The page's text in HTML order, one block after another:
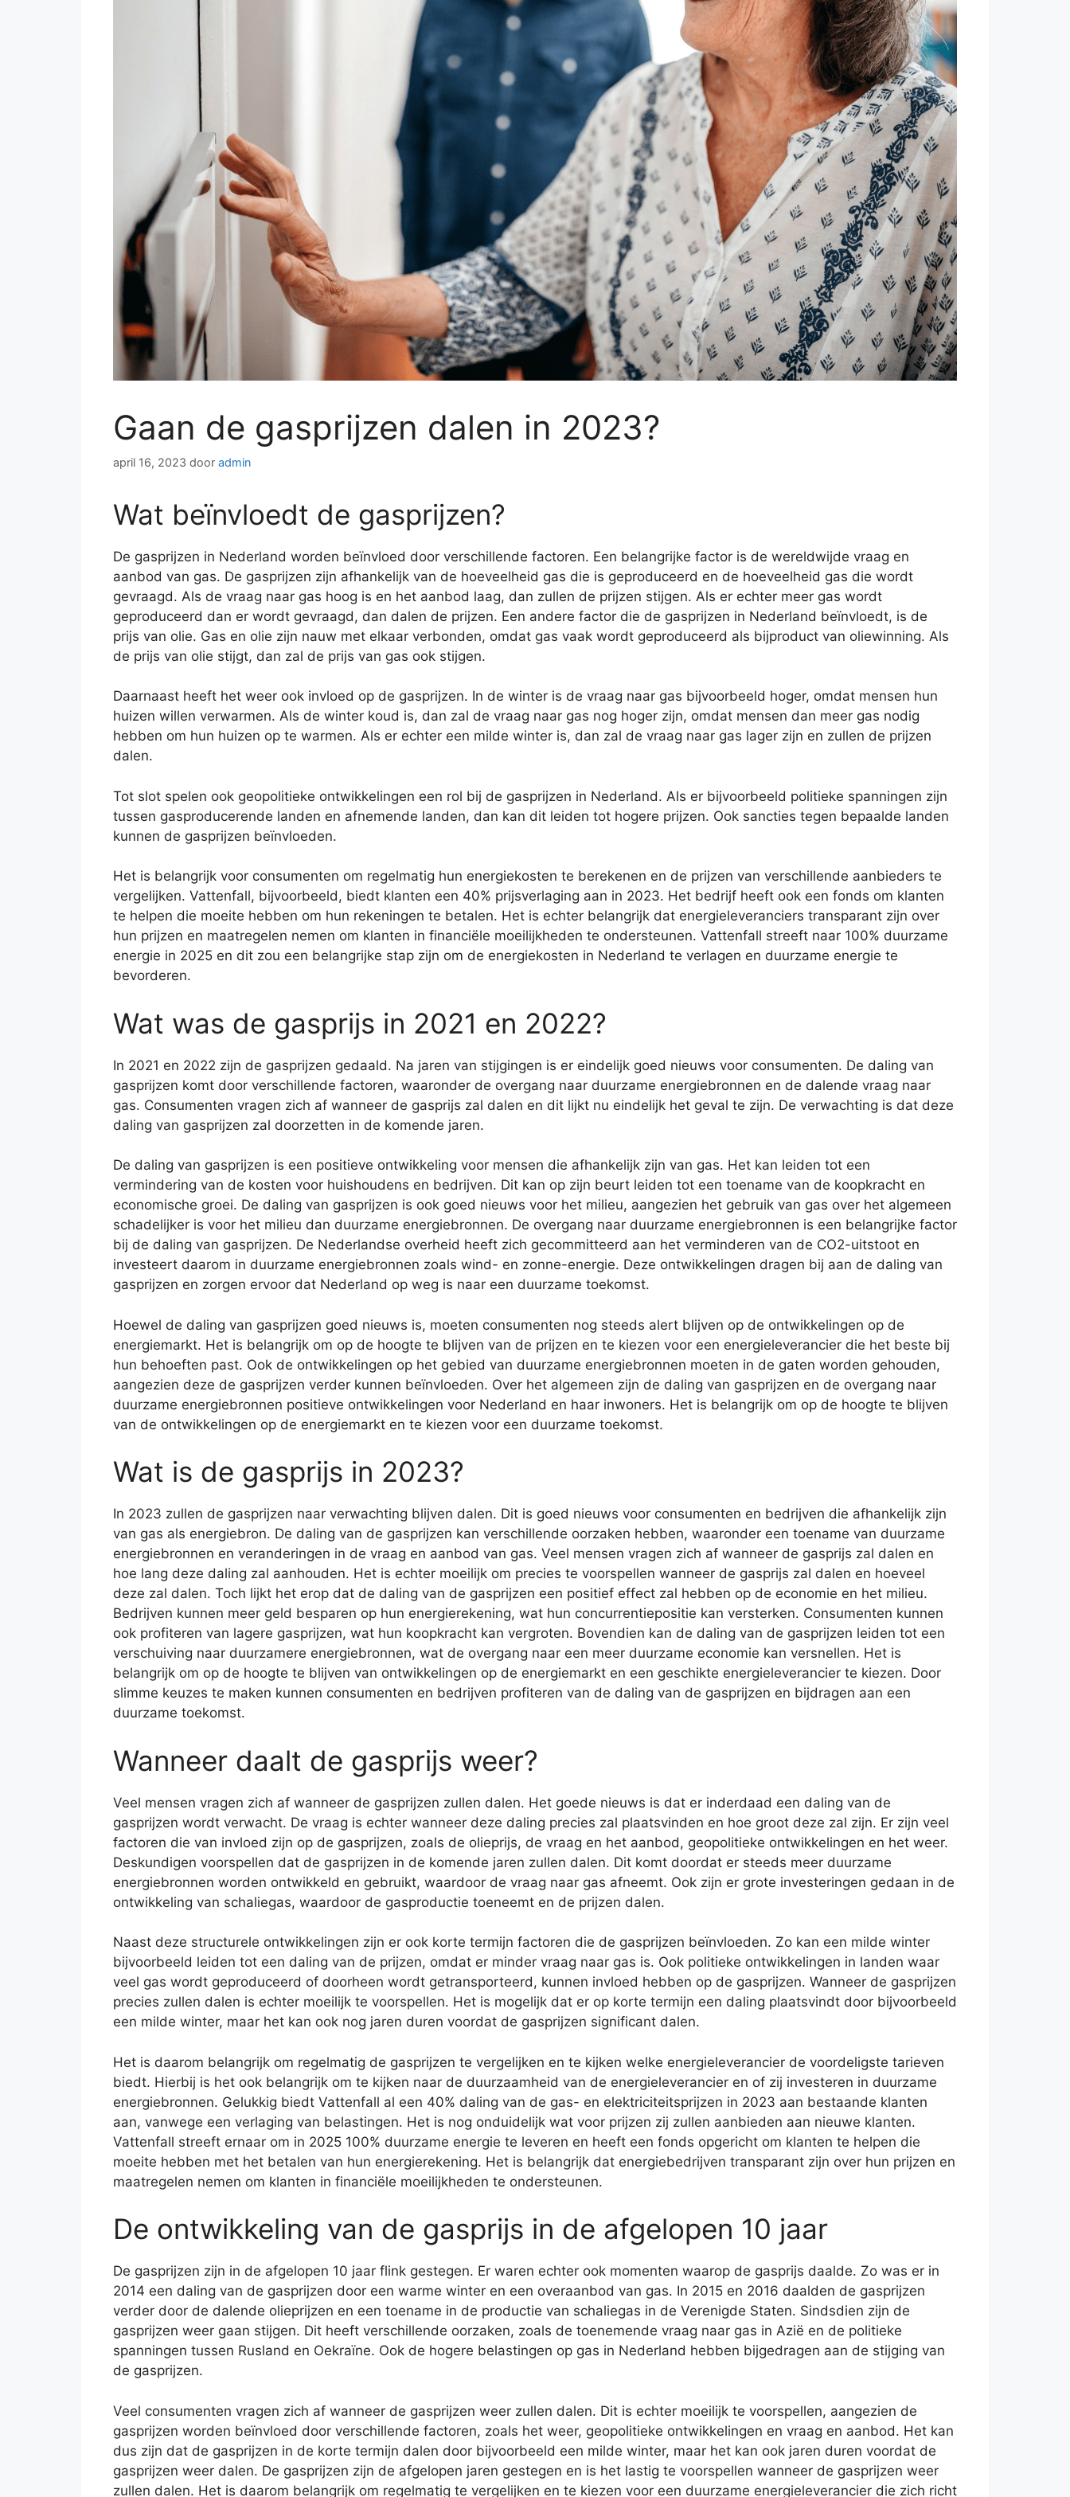
Gaan de gasprijzen dalen in 2023?
april 16, 2023 door admin
Wat beïnvloedt de gasprijzen?
De gasprijzen in Nederland worden beïnvloed door verschillende factoren. Een belangrijke factor is de wereldwijde vraag en
aanbod van gas. De gasprijzen zijn afhankelijk van de hoeveelheid gas die is geproduceerd en de hoeveelheid gas die wordt
gevraagd. Als de vraag naar gas hoog is en het aanbod laag, dan zullen de prijzen stijgen. Als er echter meer gas wordt
geproduceerd dan er wordt gevraagd, dan dalen de prijzen. Een andere factor die de gasprijzen in Nederland beïnvloedt, is de
prijs van olie. Gas en olie zijn nauw met elkaar verbonden, omdat gas vaak wordt geproduceerd als bijproduct van oliewinning. Als
de prijs van olie stijgt, dan zal de prijs van gas ook stijgen.
Daarnaast heeft het weer ook invloed op de gasprijzen. In de winter is de vraag naar gas bijvoorbeeld hoger, omdat mensen hun
huizen willen verwarmen. Als de winter koud is, dan zal de vraag naar gas nog hoger zijn, omdat mensen dan meer gas nodig
hebben om hun huizen op te warmen. Als er echter een milde winter is, dan zal de vraag naar gas lager zijn en zullen de prijzen
dalen.
Tot slot spelen ook geopolitieke ontwikkelingen een rol bij de gasprijzen in Nederland. Als er bijvoorbeeld politieke spanningen zijn
tussen gasproducerende landen en afnemende landen, dan kan dit leiden tot hogere prijzen. Ook sancties tegen bepaalde landen
kunnen de gasprijzen beïnvloeden.
Het is belangrijk voor consumenten om regelmatig hun energiekosten te berekenen en de prijzen van verschillende aanbieders te
vergelijken. Vattenfall, bijvoorbeeld, biedt klanten een 40% prijsverlaging aan in 2023. Het bedrijf heeft ook een fonds om klanten
te helpen die moeite hebben om hun rekeningen te betalen. Het is echter belangrijk dat energieleveranciers transparant zijn over
hun prijzen en maatregelen nemen om klanten in financiële moeilijkheden te ondersteunen. Vattenfall streeft naar 100% duurzame
energie in 2025 en dit zou een belangrijke stap zijn om de energiekosten in Nederland te verlagen en duurzame energie te
bevorderen.
Wat was de gasprijs in 2021 en 2022?
In 2021 en 2022 zijn de gasprijzen gedaald. Na jaren van stijgingen is er eindelijk goed nieuws voor consumenten. De daling van
gasprijzen komt door verschillende factoren, waaronder de overgang naar duurzame energiebronnen en de dalende vraag naar
gas. Consumenten vragen zich af wanneer de gasprijs zal dalen en dit lijkt nu eindelijk het geval te zijn. De verwachting is dat deze
daling van gasprijzen zal doorzetten in de komende jaren.
De daling van gasprijzen is een positieve ontwikkeling voor mensen die afhankelijk zijn van gas. Het kan leiden tot een
vermindering van de kosten voor huishoudens en bedrijven. Dit kan op zijn beurt leiden tot een toename van de koopkracht en
economische groei. De daling van gasprijzen is ook goed nieuws voor het milieu, aangezien het gebruik van gas over het algemeen
schadelijker is voor het milieu dan duurzame energiebronnen. De overgang naar duurzame energiebronnen is een belangrijke factor
bij de daling van gasprijzen. De Nederlandse overheid heeft zich gecommitteerd aan het verminderen van de CO2-uitstoot en
investeert daarom in duurzame energiebronnen zoals wind- en zonne-energie. Deze ontwikkelingen dragen bij aan de daling van
gasprijzen en zorgen ervoor dat Nederland op weg is naar een duurzame toekomst.
Hoewel de daling van gasprijzen goed nieuws is, moeten consumenten nog steeds alert blijven op de ontwikkelingen op de
energiemarkt. Het is belangrijk om op de hoogte te blijven van de prijzen en te kiezen voor een energieleverancier die het beste bij
hun behoeften past. Ook de ontwikkelingen op het gebied van duurzame energiebronnen moeten in de gaten worden gehouden,
aangezien deze de gasprijzen verder kunnen beïnvloeden. Over het algemeen zijn de daling van gasprijzen en de overgang naar
duurzame energiebronnen positieve ontwikkelingen voor Nederland en haar inwoners. Het is belangrijk om op de hoogte te blijven
van de ontwikkelingen op de energiemarkt en te kiezen voor een duurzame toekomst.
Wat is de gasprijs in 2023?
In 2023 zullen de gasprijzen naar verwachting blijven dalen. Dit is goed nieuws voor consumenten en bedrijven die afhankelijk zijn
van gas als energiebron. De daling van de gasprijzen kan verschillende oorzaken hebben, waaronder een toename van duurzame
energiebronnen en veranderingen in de vraag en aanbod van gas. Veel mensen vragen zich af wanneer de gasprijs zal dalen en
hoe lang deze daling zal aanhouden. Het is echter moeilijk om precies te voorspellen wanneer de gasprijs zal dalen en hoeveel
deze zal dalen. Toch lijkt het erop dat de daling van de gasprijzen een positief effect zal hebben op de economie en het milieu.
Bedrijven kunnen meer geld besparen op hun energierekening, wat hun concurrentiepositie kan versterken. Consumenten kunnen
ook profiteren van lagere gasprijzen, wat hun koopkracht kan vergroten. Bovendien kan de daling van de gasprijzen leiden tot een
verschuiving naar duurzamere energiebronnen, wat de overgang naar een meer duurzame economie kan versnellen. Het is
belangrijk om op de hoogte te blijven van ontwikkelingen op de energiemarkt en een geschikte energieleverancier te kiezen. Door
slimme keuzes te maken kunnen consumenten en bedrijven profiteren van de daling van de gasprijzen en bijdragen aan een
duurzame toekomst.
Wanneer daalt de gasprijs weer?
Veel mensen vragen zich af wanneer de gasprijzen zullen dalen. Het goede nieuws is dat er inderdaad een daling van de
gasprijzen wordt verwacht. De vraag is echter wanneer deze daling precies zal plaatsvinden en hoe groot deze zal zijn. Er zijn veel
factoren die van invloed zijn op de gasprijzen, zoals de olieprijs, de vraag en het aanbod, geopolitieke ontwikkelingen en het weer.
Deskundigen voorspellen dat de gasprijzen in de komende jaren zullen dalen. Dit komt doordat er steeds meer duurzame
energiebronnen worden ontwikkeld en gebruikt, waardoor de vraag naar gas afneemt. Ook zijn er grote investeringen gedaan in de
ontwikkeling van schaliegas, waardoor de gasproductie toeneemt en de prijzen dalen.
Naast deze structurele ontwikkelingen zijn er ook korte termijn factoren die de gasprijzen beïnvloeden. Zo kan een milde winter
bijvoorbeeld leiden tot een daling van de prijzen, omdat er minder vraag naar gas is. Ook politieke ontwikkelingen in landen waar
veel gas wordt geproduceerd of doorheen wordt getransporteerd, kunnen invloed hebben op de gasprijzen. Wanneer de gasprijzen
precies zullen dalen is echter moeilijk te voorspellen. Het is mogelijk dat er op korte termijn een daling plaatsvindt door bijvoorbeeld
een milde winter, maar het kan ook nog jaren duren voordat de gasprijzen significant dalen.
Het is daarom belangrijk om regelmatig de gasprijzen te vergelijken en te kijken welke energieleverancier de voordeligste tarieven
biedt. Hierbij is het ook belangrijk om te kijken naar de duurzaamheid van de energieleverancier en of zij investeren in duurzame
energiebronnen. Gelukkig biedt Vattenfall al een 40% daling van de gas- en elektriciteitsprijzen in 2023 aan bestaande klanten
aan, vanwege een verlaging van belastingen. Het is nog onduidelijk wat voor prijzen zij zullen aanbieden aan nieuwe klanten.
Vattenfall streeft ernaar om in 2025 100% duurzame energie te leveren en heeft een fonds opgericht om klanten te helpen die
moeite hebben met het betalen van hun energierekening. Het is belangrijk dat energiebedrijven transparant zijn over hun prijzen en
maatregelen nemen om klanten in financiële moeilijkheden te ondersteunen.
De ontwikkeling van de gasprijs in de afgelopen 10 jaar
De gasprijzen zijn in de afgelopen 10 jaar flink gestegen. Er waren echter ook momenten waarop de gasprijs daalde. Zo was er in
2014 een daling van de gasprijzen door een warme winter en een overaanbod van gas. In 2015 en 2016 daalden de gasprijzen
verder door de dalende olieprijzen en een toename in de productie van schaliegas in de Verenigde Staten. Sindsdien zijn de
gasprijzen weer gaan stijgen. Dit heeft verschillende oorzaken, zoals de toenemende vraag naar gas in Azië en de politieke
spanningen tussen Rusland en Oekraïne. Ook de hogere belastingen op gas in Nederland hebben bijgedragen aan de stijging van
de gasprijzen.
Veel consumenten vragen zich af wanneer de gasprijzen weer zullen dalen. Dit is echter moeilijk te voorspellen, aangezien de
gasprijzen worden beïnvloed door verschillende factoren, zoals het weer, geopolitieke ontwikkelingen en vraag en aanbod. Het kan
dus zijn dat de gasprijzen in de korte termijn dalen door bijvoorbeeld een milde winter, maar het kan ook jaren duren voordat de
gasprijzen weer dalen. De gasprijzen zijn de afgelopen jaren gestegen en is het lastig te voorspellen wanneer de gasprijzen weer
zullen dalen. Het is daarom belangrijk om regelmatig te vergelijken en te kiezen voor een duurzame energieleverancier die zich richt